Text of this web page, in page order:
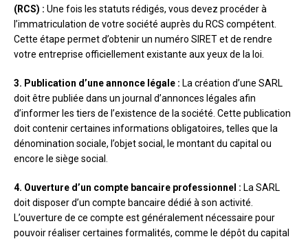
(RCS) : Une fois les statuts rédigés, vous devez procéder à
l’immatriculation de votre société auprès du RCS compétent.
Cette étape permet d’obtenir un numéro SIRET et de rendre
votre entreprise officiellement existante aux yeux de la loi.
3. Publication d’une annonce légale : La création d’une SARL
doit être publiée dans un journal d’annonces légales afin
d’informer les tiers de l’existence de la société. Cette publication
doit contenir certaines informations obligatoires, telles que la
dénomination sociale, l’objet social, le montant du capital ou
encore le siège social.
4. Ouverture d’un compte bancaire professionnel : La SARL
doit disposer d’un compte bancaire dédié à son activité.
L’ouverture de ce compte est généralement nécessaire pour
pouvoir réaliser certaines formalités, comme le dépôt du capital